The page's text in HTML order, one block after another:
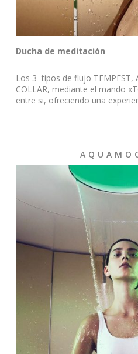
Ducha de meditación
Los 3 tipos de flujo TEMPEST,
COLLAR, mediante el mando
entre si, ofreciendo una
A Q U A M